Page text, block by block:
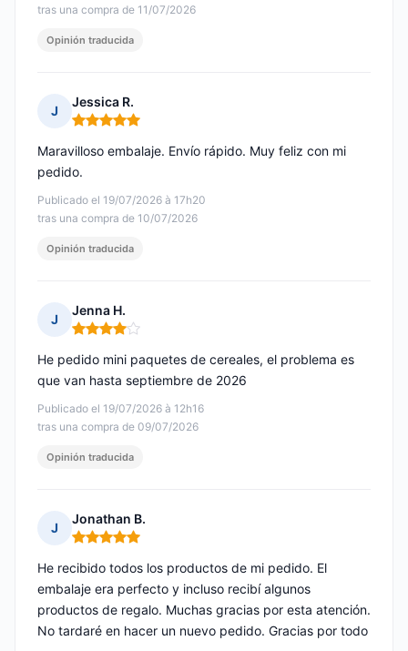
tras una compra de 11/07/2026
Opinión traducida
J
Jessica R.
Nota: 5 de 5
Publicado el 19/07/2026 à 17h20
tras una compra de 10/07/2026
Maravilloso embalaje. Envío rápido. Muy feliz con mi
pedido.
Opinión traducida
J
Jenna H.
Nota: 4 de 5
Publicado el 19/07/2026 à 12h16
tras una compra de 09/07/2026
He pedido mini paquetes de cereales, el problema es
que van hasta septiembre de 2026
Opinión traducida
J
Jonathan B.
Nota: 5 de 5
He recibido todos los productos de mi pedido. El
embalaje era perfecto y incluso recibí algunos
productos de regalo. Muchas gracias por esta atención.
No tardaré en hacer un nuevo pedido. Gracias por todo